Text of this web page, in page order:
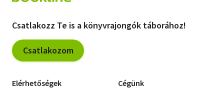
Csatlakozz Te is a könyvrajongók táborához!
Csatlakozom
Elérhetőségek Cégünk